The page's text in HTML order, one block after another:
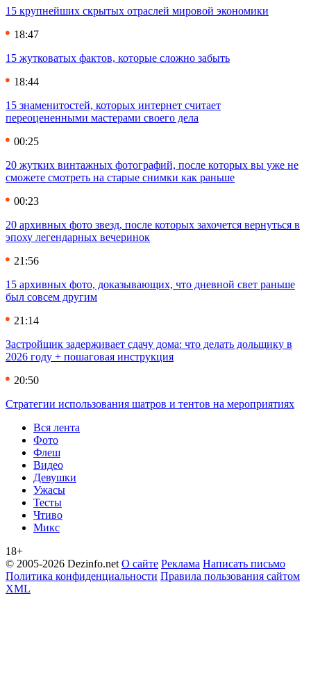
15 крупнейших скрытых отраслей мировой экономики
18:47
15 жутковатых фактов, которые сложно забыть
18:44
15 знаменитостей, которых интернет считает
переоцененными мастерами своего дела
00:25
20 жутких винтажных фотографий, после которых вы уже не
сможете смотреть на старые снимки как раньше
00:23
20 архивных фото звезд, после которых захочется вернуться в
эпоху легендарных вечеринок
21:56
15 архивных фото, доказывающих, что дневной свет раньше
был совсем другим
21:14
Застройщик задерживает сдачу дома: что делать дольщику в
2026 году + пошаговая инструкция
20:50
Стратегии использования шатров и тентов на мероприятиях
Вся лента
Фото
Флеш
Видео
Девушки
Ужасы
Тесты
Чтиво
Микс
18+
© 2005-2026 Dezinfo.net О сайте Реклама Написать письмо
Политика конфиденциальности Правила пользования сайтом
XML